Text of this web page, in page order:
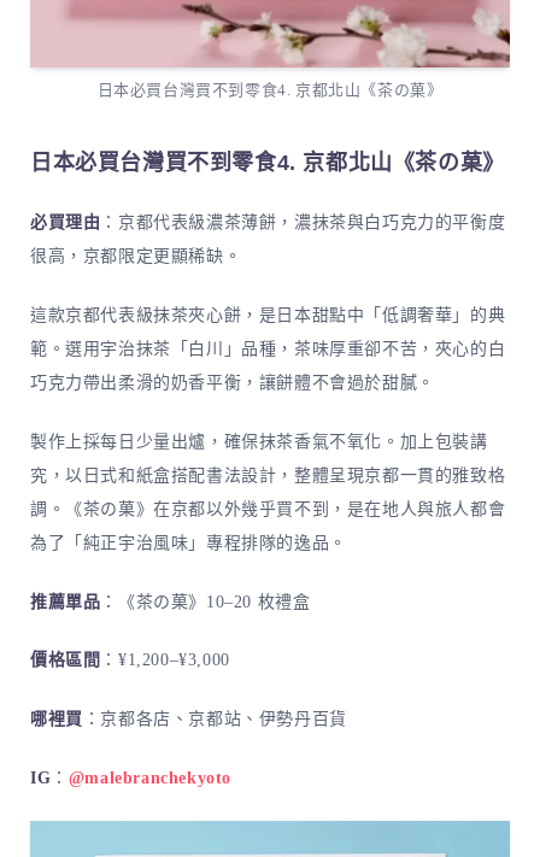
日本必買台灣買不到零食4. 京都北山《茶の菓》
日本必買台灣買不到零食4. 京都北山《茶の菓》
必買理由 ：京都代表級濃茶薄餅，濃抹茶與白巧克力的平衡度
很高，京都限定更顯稀缺。
這款京都代表級抹茶夾心餅，是日本甜點中「低調奢華」的典
範。選用宇治抹茶「白川」品種，茶味厚重卻不苦，夾心的白
巧克力帶出柔滑的奶香平衡，讓餅體不會過於甜膩。
製作上採每日少量出爐，確保抹茶香氣不氧化。加上包裝講
究，以日式和紙盒搭配書法設計，整體呈現京都一貫的雅致格
調。《茶の菓》在京都以外幾乎買不到，是在地人與旅人都會
為了「純正宇治風味」專程排隊的逸品。
推薦單品 ：《茶の菓》10–20 枚禮盒
價格區間 ：¥1,200–¥3,000
哪裡買 ：京都各店、京都站、伊勢丹百貨
IG ： @malebranchekyoto